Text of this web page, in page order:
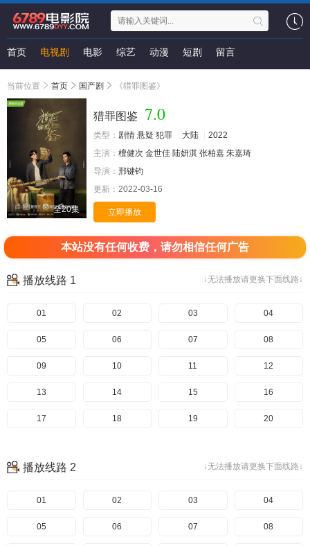
首页 电视剧 电影 综艺 动漫 短剧 留言
当前位置 首页 国产剧 《猎罪图鉴》
全20集
猎罪图鉴 7.0
类型： 剧情 悬疑 犯罪 大陆
2022
主演： 檀健次 金世佳 陆妍淇 张柏嘉 朱嘉琦
导演： 邢键钧
更新： 2022-03-16
立即播放
本站没有任何收费，请勿相信任何广告
↓无法播放请更换下面线路↓
播放线路 1
01 02 03 04
05 06 07 08
09 10 11 12
13 14 15 16
17 18 19 20
↓无法播放请更换下面线路↓
播放线路 2
01 02 03 04
05 06 07 08